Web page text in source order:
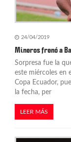
24/04/2019
Mineros frenó a
Sorpresa fue la
este miércoles en
Copa Ecuador,
la fecha, per
LEER MÁS